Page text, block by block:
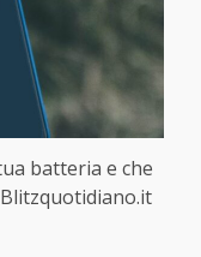
batteria e che